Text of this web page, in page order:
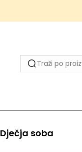
Dječja soba